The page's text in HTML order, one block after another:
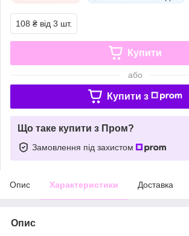
108 ₴ від 3 шт.
Купити
або
Купити з
Що таке купити з Пром?
Замовлення під захистом
Опис Характеристики Доставка
Опис